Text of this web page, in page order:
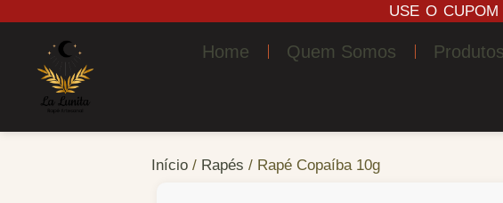
USE O CUPOM
Home Quem Somos Produtos
Início / Rapés / Rapé Copaíba 10g